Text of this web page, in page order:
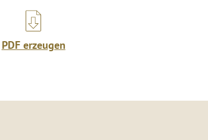
PDF erzeugen